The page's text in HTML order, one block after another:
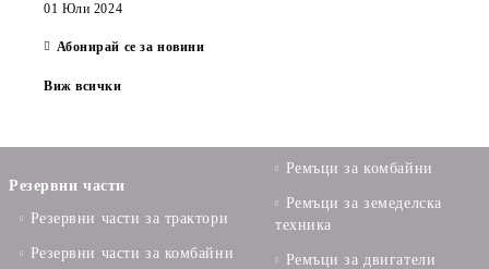
01 Юли 2024
Абонирай се за новини
Виж всички
Резервни части
Резервни части за трактори
Резервни части за комбайни
Ремъци за комбайни
Ремъци за земеделска
техника
Ремъци за двигатели